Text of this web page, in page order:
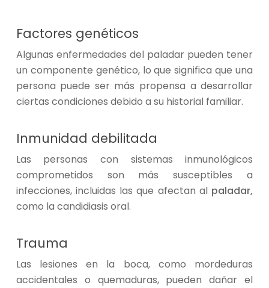
Factores genéticos
Algunas enfermedades del paladar pueden tener
un componente genético, lo que significa que una
persona puede ser más propensa a desarrollar
ciertas condiciones debido a su historial familiar.
Inmunidad debilitada
Las personas con sistemas inmunológicos
comprometidos son más susceptibles a
infecciones, incluidas las que afectan al paladar,
como la candidiasis oral.
Trauma
Las lesiones en la boca, como mordeduras
accidentales o quemaduras, pueden dañar el